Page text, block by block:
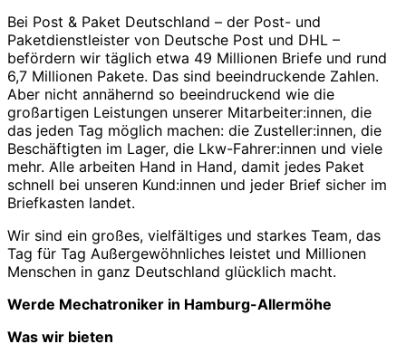
Bei Post & Paket Deutschland – der Post- und
Paketdienstleister von Deutsche Post und DHL –
befördern wir täglich etwa 49 Millionen Briefe und rund
6,7 Millionen Pakete. Das sind beeindruckende Zahlen.
Aber nicht annähernd so beeindruckend wie die
großartigen Leistungen unserer Mitarbeiter:innen, die
das jeden Tag möglich machen: die Zusteller:innen, die
Beschäftigten im Lager, die Lkw-Fahrer:innen und viele
mehr. Alle arbeiten Hand in Hand, damit jedes Paket
schnell bei unseren Kund:innen und jeder Brief sicher im
Briefkasten landet.
Wir sind ein großes, vielfältiges und starkes Team, das
Tag für Tag Außergewöhnliches leistet und Millionen
Menschen in ganz Deutschland glücklich macht.
Werde Mechatroniker in Hamburg-Allermöhe
Was wir bieten